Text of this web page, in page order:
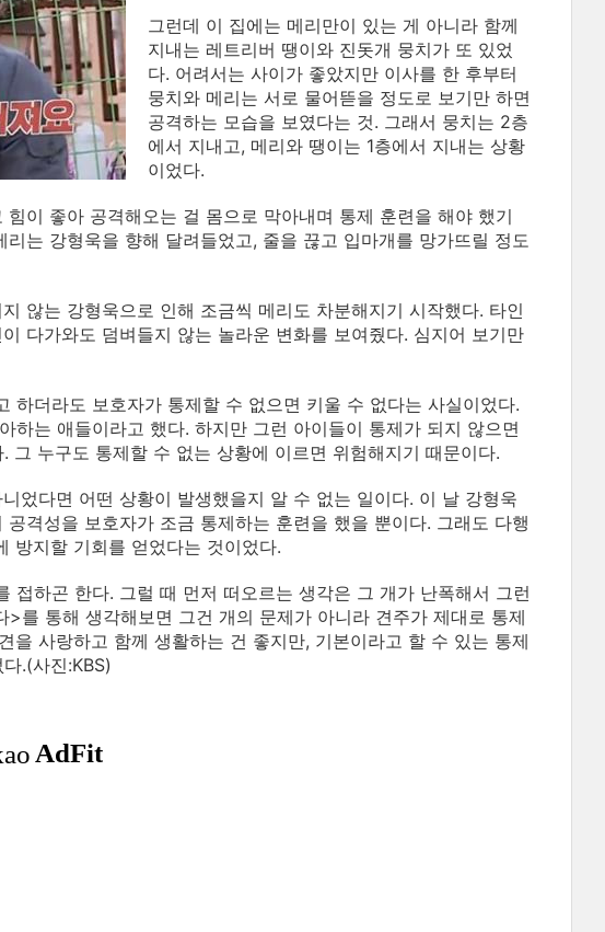
그런데 이 집에는 메리만이 있는 게 아니라 함께
지내는 레트리버 땡이와 진돗개 뭉치가 또 있었
다. 어려서는 사이가 좋았지만 이사를 한 후부터
뭉치와 메리는 서로 물어뜯을 정도로 보기만 하면
공격하는 모습을 보였다는 것. 그래서 뭉치는 2층
에서 지내고, 메리와 땡이는 1층에서 지내는 상황
이었다.
이 좋아 공격해오는 걸 몸으로 막아내며 통제 훈련을 해야 했기
는 강형욱을 향해 달려들었고, 줄을 끊고 입마개를 망가뜨릴 정도
않는 강형욱으로 인해 조금씩 메리도 차분해지기 시작했다. 타인
다가와도 덤벼들지 않는 놀라운 변화를 보여줬다. 심지어 보기만
하더라도 보호자가 통제할 수 없으면 키울 수 없다는 사실이었다.
하는 애들이라고 했다. 하지만 그런 아이들이 통제가 되지 않으면
누구도 통제할 수 없는 상황에 이르면 위험해지기 때문이다.
었다면 어떤 상황이 발생했을지 알 수 없는 일이다. 이 날 강형욱
격성을 보호자가 조금 통제하는 훈련을 했을 뿐이다. 그래도 다행
방지할 기회를 얻었다는 것이었다.
접하곤 한다. 그럴 때 먼저 떠오르는 생각은 그 개가 난폭해서 그런
를 통해 생각해보면 그건 개의 문제가 아니라 견주가 제대로 통제
사랑하고 함께 생활하는 건 좋지만, 기본이라고 할 수 있는 통제
.(사진:KBS)